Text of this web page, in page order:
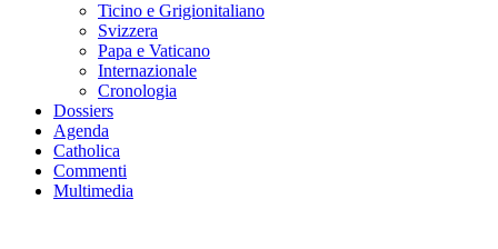
Ticino e Grigionitaliano
Svizzera
Papa e Vaticano
Internazionale
Cronologia
Dossiers
Agenda
Catholica
Commenti
Multimedia